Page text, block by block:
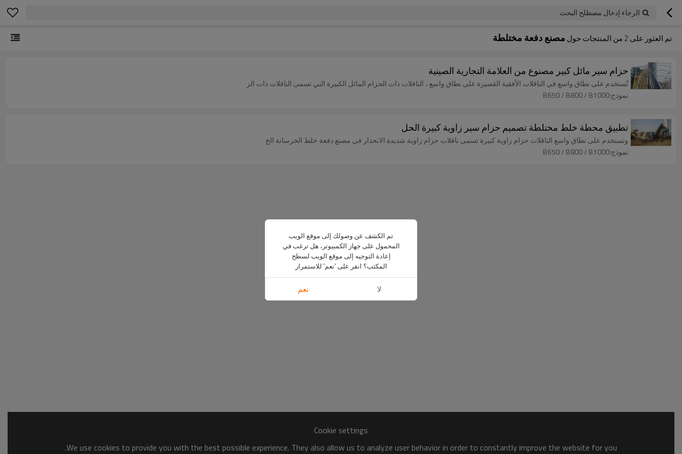
الرجاء إدخال مصطلح البحث
تم العثور على 2 من المنتجات حول مصنع دفعة مختلطة
حزام سير مائل كبير مصنوع من العلامة التجارية الصينية
تُستخدم على نطاق واسع في الناقلات الأفقية القصيرة على نطاق واسع ، الناقلات ذات الحزام المائل الكبيرة التي تسمى الناقلات ذات الز
نموذج:B650 / B800 / B1000
تطبيق محطة خلط مختلطة تصميم حزام سير زاوية كبيرة الحل
وتستخدم على نطاق واسع الناقلات حزام زاوية كبيرة تسمى ناقلات حزام زاوية شديدة الانحدار في مصنع دفعة خلط الخرسانة الخ
نموذج:B650 / B800 / B1000
Cookie settings
We use cookies to provide you with the best possible experience. They also allow us to analyze user behavior in order to constantly improve the website for you.
تم الكشف عن وصولك إلى موقع الويب
المحمول على جهاز الكمبيوتر، هل ترغب في
إعادة التوجيه إلى موقع الويب لسطح
المكتب؟ انقر على 'نعم' للاستمرار
لا نعم